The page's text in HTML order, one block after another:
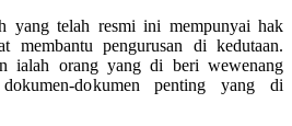
yang telah resmi ini mempunyai hak
membantu pengurusan di kedutaan.
ialah orang yang di beri wewenang
dokumen penting yang di